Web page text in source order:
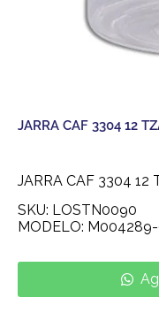
JARRA CAF 3304 12
JARRA CAF 3304 12
SKU: LOSTN0090
MODELO: